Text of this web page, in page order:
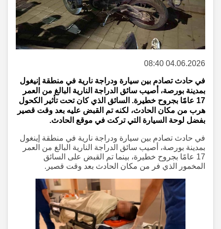
04.06.2026 08:40
في حادث تصادم بين سيارة ودراجة نارية في منطقة إنيغول
بمدينة بورصة، أصيب سائق الدراجة النارية البالغ من العمر
17 عامًا بجروح خطيرة. السائق الذي كان تحت تأثير الكحول
هرب من مكان الحادث، لكنه تم القبض عليه بعد وقت قصير
بفضل لوحة السيارة التي تركت في موقع الحادث.
في حادث تصادم بين سيارة ودراجة نارية في منطقة إينغول
بمدينة بورصة، أصيب سائق الدراجة النارية البالغ من العمر
17 عامًا بجروح خطيرة، بينما تم القبض على السائق
المخمور الذي فر من مكان الحادث بعد وقت قصير.